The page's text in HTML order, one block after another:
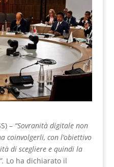
– “Sovranità digitale non
coinvolgerli, con l’obiettivo
di scegliere e quindi la
Lo ha dichiarato il